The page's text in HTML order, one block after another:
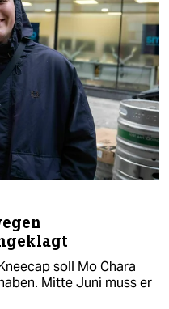
soll Mo Chara
Mitte Juni muss er